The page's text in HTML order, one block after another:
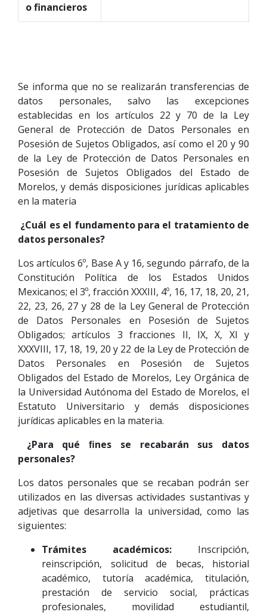
o financieros
Se informa que no se realizarán transferencias de
datos personales, salvo las excepciones
establecidas en los artículos 22 y 70 de la Ley
General de Protección de Datos Personales en
Posesión de Sujetos Obligados, así como el 20 y 90
de la Ley de Protección de Datos Personales en
Posesión de Sujetos Obligados del Estado de
Morelos, y demás disposiciones jurídicas aplicables
en la materia
¿Cuál es el fundamento para el tratamiento de
datos personales?
Los artículos 6º, Base A y 16, segundo párrafo, de la
Constitución Política de los Estados Unidos
Mexicanos; el 3º, fracción XXXIII, 4º, 16, 17, 18, 20, 21,
22, 23, 26, 27 y 28 de la Ley General de Protección
de Datos Personales en Posesión de Sujetos
Obligados; artículos 3 fracciones II, IX, X, XI y
XXXVIII, 17, 18, 19, 20 y 22 de la Ley de Protección de
Datos Personales en Posesión de Sujetos
Obligados del Estado de Morelos, Ley Orgánica de
la Universidad Autónoma del Estado de Morelos, el
Estatuto Universitario y demás disposiciones
jurídicas aplicables en la materia.
¿Para qué ﬁnes se recabarán sus datos
personales?
Los datos personales que se recaban podrán ser
utilizados en las diversas actividades sustantivas y
adjetivas que desarrolla la universidad, como las
siguientes:
Trámites académicos: Inscripción,
reinscripción, solicitud de becas, historial
académico, tutoría académica, titulación,
prestación de servicio social, prácticas
profesionales, movilidad estudiantil,